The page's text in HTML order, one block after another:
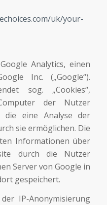
uk/your-
Analytics, einen
Inc. („Google“).
sog. „Cookies“,
der Nutzer
die eine Analyse der
sie ermöglichen. Die
Informationen über
durch die Nutzer
Server von Google in
gespeichert.
IP-Anonymisierung